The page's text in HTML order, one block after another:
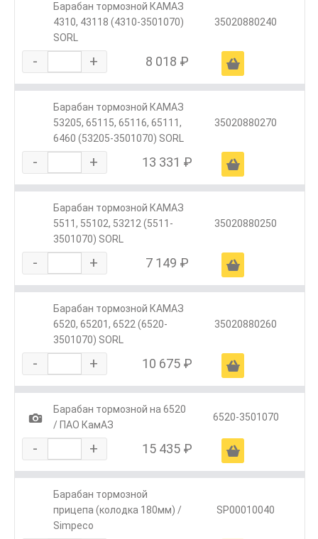
Барабан тормозной КАМАЗ
4310, 43118 (4310-3501070)
SORL
35020880240
- + 8 018 ₽ Ä
Барабан тормозной КАМАЗ
53205, 65115, 65116, 65111,
6460 (53205-3501070) SORL
35020880270
- + 13 331 ₽ Ä
Барабан тормозной КАМАЗ
5511, 55102, 53212 (5511-
3501070) SORL
35020880250
- + 7 149 ₽ Ä
Барабан тормозной КАМАЗ
6520, 65201, 6522 (6520-
3501070) SORL
35020880260
- + 10 675 ₽ Ä
1
Барабан тормозной на 6520
/ ПАО КамАЗ
6520-3501070
- + 15 435 ₽ Ä
Барабан тормозной
прицепа (колодка 180мм) /
Simpeco
SP00010040